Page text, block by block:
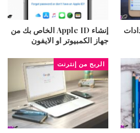
إنشاء Apple ID الخاص بك من
جهاز الكمبيوتر او الايفون
الربح من إنترنت